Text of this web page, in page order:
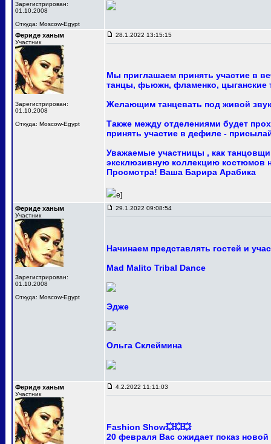
Зарегистрирован:
01.10.2008
Откуда: Moscow-Egypt
Фериде ханым
Участник
Зарегистрирован:
01.10.2008
Откуда: Moscow-Egypt
28.1.2022 13:15:15
Мы приглашаем принять участие в
танцы, фьюжн, фламенко, цыганские
Желающим танцевать под живой
Также между отделениями будет
принять участие в дефиле -
Уважаемые участницы , как
эксклюзивную коллекцию костюмов
Просмотра! Ваша Барира Арабика
e]
Фериде ханым
Участник
Зарегистрирован:
01.10.2008
Откуда: Moscow-Egypt
29.1.2022 09:08:54
Начинаем представлять гостей и
Mad Malito Tribal Dance
Эдже
Ольга Склеймина
Фериде ханым
Участник
4.2.2022 11:11:03
Fashion Show💥💥💥
20 февраля Вас ожидает показ